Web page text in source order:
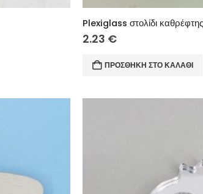
Plexiglass στολίδι
2.23 €
ΠΡΟΣΘΉΚΗ ΣΤΟ ΚΑΛΆΘΙ